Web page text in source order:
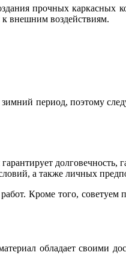
прочных каркасных
к внешним воздействиям.
период, поэтому
долговечность,
а также личных
Кроме того, советуем
обладает своими